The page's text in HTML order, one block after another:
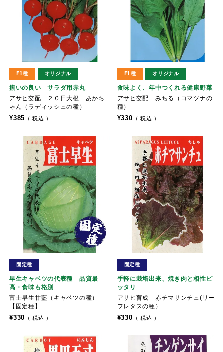
揃いの良い サラダ用赤丸
アサヒ交配 ２０日大根 あかち
ゃん（ラディッシュの種）
F1種 オリジナル
¥385 税込
食味よく、年中つくれる健康野菜
アサヒ交配 みちる（コマツナの
種）
F1種 オリジナル
¥330 税込
早生キャベツの代表種 品質最
高・食味も格別
富士早生甘藍（キャベツの種）
【固定種】
固定種
¥330 税込
手軽に栽培出来、焼き肉と相性ピ
ッタリ
アサヒ育成 赤チマサンチュ(リー
フレタスの種）
固定種
¥330 税込